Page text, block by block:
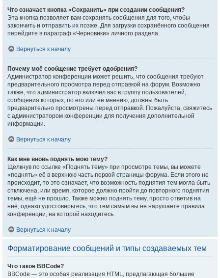
Что означает кнопка «Сохранить» при создании сообщения?
Эта кнопка позволяет вам сохранять сообщения для того, чтобы
закончить и отправить их позже. Для загрузки сохранённого сообщения
перейдите в параграф «Черновики» личного раздела.
Вернуться к началу
Почему моё сообщение требует одобрения?
Администратор конференции может решить, что сообщения требуют
предварительного просмотра перед отправкой на форум. Возможно
также, что администратор включил вас в группу пользователей,
сообщения которых, по его или её мнению, должны быть
предварительно просмотрены перед отправкой. Пожалуйста, свяжитесь
с администратором конференции для получения дополнительной
информации.
Вернуться к началу
Как мне вновь поднять мою тему?
Щёлкнув по ссылке «Поднять тему» при просмотре темы, вы можете
«поднять» её в верхнюю часть первой страницы форума. Если этого не
происходит, то это означает, что возможность поднятия тем могла быть
отключена, или время, которое должно пройти до повторного поднятия
темы, ещё не прошло. Также можно поднять тему, просто ответив на
неё, однако удостоверьтесь, что тем самым вы не нарушаете правила
конференции, на которой находитесь.
Вернуться к началу
Форматирование сообщений и типы создаваемых тем
Что такое BBCode?
BBCode — это особая реализация HTML, предлагающая большие